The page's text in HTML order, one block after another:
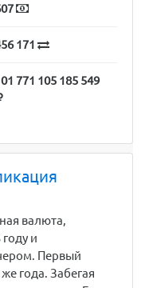
171
771 105 185 549
валюта,
и
Первый
года. Забегая